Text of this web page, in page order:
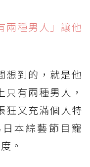
兩種男人」讓他
想到的，就是他
有兩種男人，
狂又充滿個人特
本綜藝節目寵
。